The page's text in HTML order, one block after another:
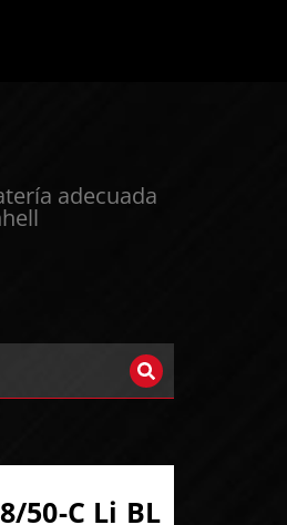
adecuada
50-C Li BL